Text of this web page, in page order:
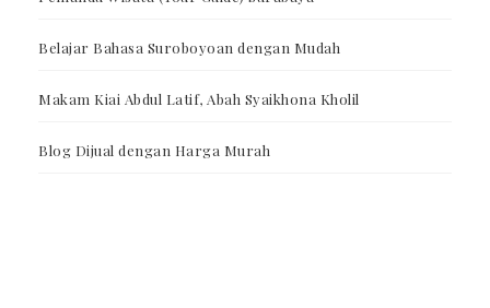
Belajar Bahasa Suroboyoan dengan Mudah
Makam Kiai Abdul Latif, Abah Syaikhona Kholil
Blog Dijual dengan Harga Murah